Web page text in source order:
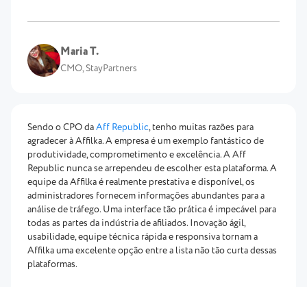
Maria T.
CMO, StayPartners
Sendo o CPO daAff Republic, tenho muitas razões para
agradecer à Affilka. A empresa é um exemplo fantástico de
produtividade, comprometimento e excelência. A Aff
Republic nunca se arrependeu de escolher esta plataforma. A
equipe da Affilka é realmente prestativa e disponível, os
administradores fornecem informações abundantes para a
análise de tráfego. Uma interface tão prática é impecável para
todas as partes da indústria de afiliados. Inovação ágil,
usabilidade, equipe técnica rápida e responsiva tornam a
Affilka uma excelente opção entre a lista não tão curta dessas
plataformas.